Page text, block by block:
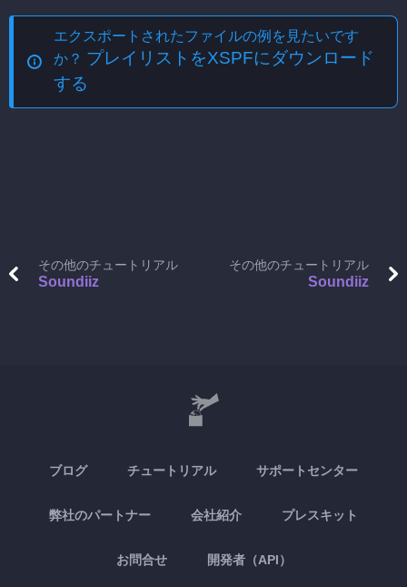
エクスポートされたファイルの例を見たいです
か？ プレイリストをXSPFにダウンロード
する
その他のチュートリアル
Soundiiz
その他のチュートリアル
Soundiiz
ブログ チュートリアル サポートセンター
弊社のパートナー 会社紹介 プレスキット
お問合せ 開発者（API）